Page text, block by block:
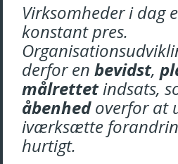
Virksomheder i dag
konstant pres.
derfor en bevidst,
målrettetindsats,
åbenhedoverfor at
iværksætte
hurtigt.